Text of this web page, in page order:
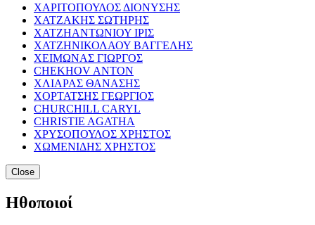
ΧΑΡΙΤΟΠΟΥΛΟΣ ΔΙΟΝΥΣΗΣ
ΧΑΤΖΑΚΗΣ ΣΩΤΗΡΗΣ
ΧΑΤΖΗΑΝΤΩΝΙΟΥ ΙΡΙΣ
ΧΑΤΖΗΝΙΚΟΛΑΟΥ ΒΑΓΓΕΛΗΣ
ΧΕΙΜΩΝΑΣ ΓΙΩΡΓΟΣ
CHEKHOV ANTON
ΧΛΙΑΡΑΣ ΘΑΝΑΣΗΣ
ΧΟΡΤΑΤΣΗΣ ΓΕΩΡΓΙΟΣ
CHURCHILL CARYL
CHRISTIE AGATHA
ΧΡΥΣΟΠΟΥΛΟΣ ΧΡΗΣΤΟΣ
ΧΩΜΕΝΙΔΗΣ ΧΡΗΣΤΟΣ
Close
Ηθοποιοί